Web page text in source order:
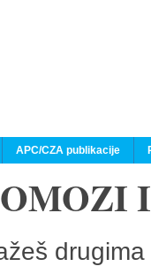
APC/CZA publikacije